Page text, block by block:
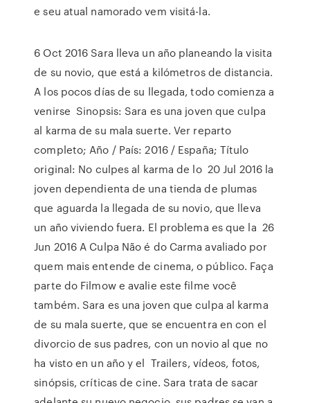
e seu atual namorado vem visitá-la.
6 Oct 2016 Sara lleva un año planeando la visita
de su novio, que está a kilómetros de distancia.
A los pocos días de su llegada, todo comienza a
venirse Sinopsis: Sara es una joven que culpa
al karma de su mala suerte. Ver reparto
completo; Año / País: 2016 / España; Título
original: No culpes al karma de lo 20 Jul 2016 la
joven dependienta de una tienda de plumas
que aguarda la llegada de su novio, que lleva
un año viviendo fuera. El problema es que la 26
Jun 2016 A Culpa Não é do Carma avaliado por
quem mais entende de cinema, o público. Faça
parte do Filmow e avalie este filme você
também. Sara es una joven que culpa al karma
de su mala suerte, que se encuentra en con el
divorcio de sus padres, con un novio al que no
ha visto en un año y el Trailers, vídeos, fotos,
sinópsis, críticas de cine. Sara trata de sacar